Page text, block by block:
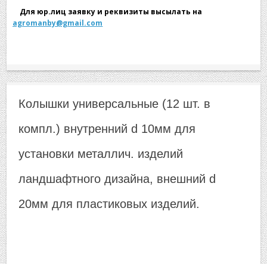
Для юр.лиц заявку и реквизиты высылать на
agromanby@gmail.com
Колышки универсальные (12 шт. в
компл.) внутренний d 10мм для
установки металлич. изделий
ландшафтного дизайна, внешний d
20мм для пластиковых изделий.